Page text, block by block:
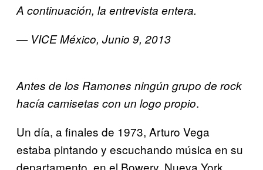
A continuación, la entrevista entera.
— VICE México, Junio 9, 2013
Antes de los Ramones ningún grupo de rock
hacía camisetas con un logo propio.
Un día, a finales de 1973, Arturo Vega
estaba pintando y escuchando música en su
departamento, en el Bowery, Nueva York,